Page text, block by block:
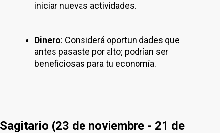
iniciar nuevas actividades.
Dinero: Considerá oportunidades que
antes pasaste por alto; podrían ser
beneficiosas para tu economía.
Sagitario (23 de noviembre - 21 de